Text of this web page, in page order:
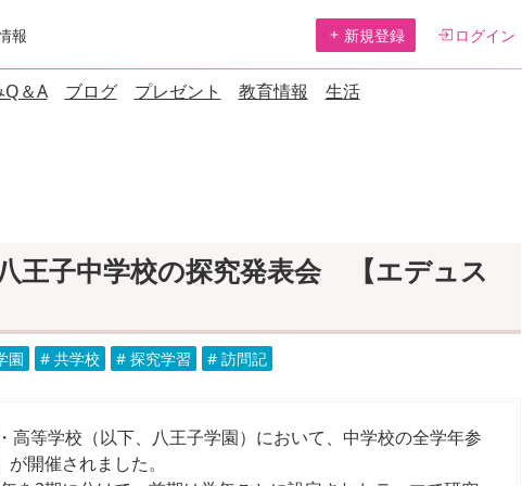
報 新規登録 ログイン
Q＆A ブログ プレゼント 教育情報 生活
王子中学校の探究発表会 【エデュス
園 # 共学校 # 探究学習 # 訪問記
高等学校（以下、八王子学園）において、中学校の全学年参
開催されました。